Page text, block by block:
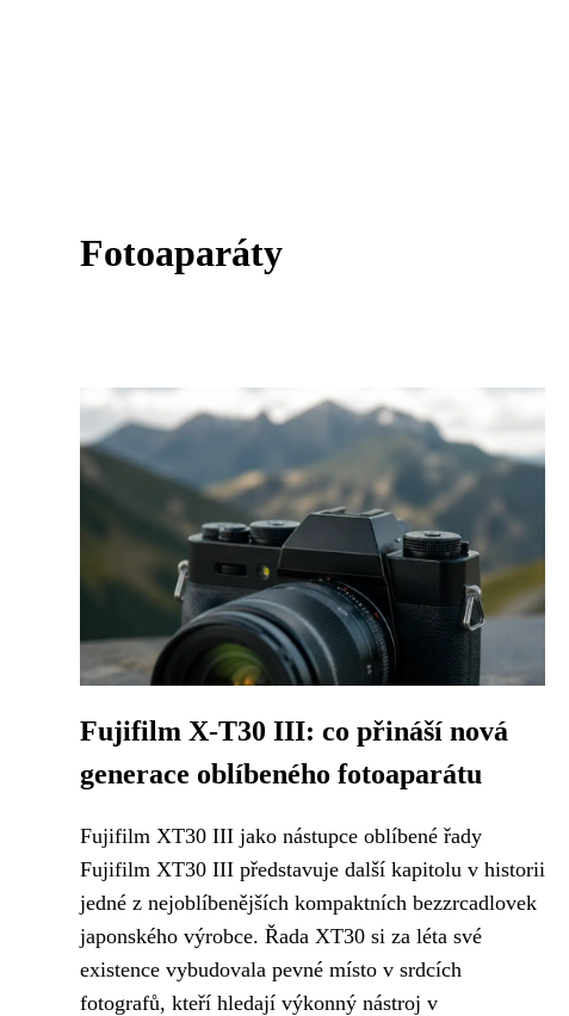
Fotoaparáty
Fujifilm X-T30 III: co přináší nová
generace oblíbeného fotoaparátu
Fujifilm XT30 III jako nástupce oblíbené řady
Fujifilm XT30 III představuje další kapitolu v historii
jedné z nejoblíbenějších kompaktních bezzrcadlovek
japonského výrobce. Řada XT30 si za léta své
existence vybudovala pevné místo v srdcích
fotografů, kteří hledají výkonný nástroj v